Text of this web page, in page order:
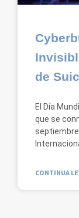
de
El Día
que se
CONTINUA